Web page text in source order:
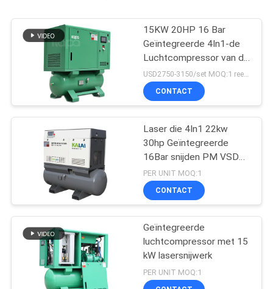
15KW 20HP 16 Bar
Geïntegreerde 4In1-de
Luchtcompressor van de
Laser Scherpe SchroefUSD2750-3150/set MOQ:1 reeks
CONTACT
Laser die 4In1 22kw
30hp Geïntegreerde
16Bar snijden PM VSD
Schroef
Luchtcompressor
PER UNIT MOQ:1
CONTACT
Geïntegreerde
luchtcompressor met 15
kW lasersnijwerk
PER UNIT MOQ:1